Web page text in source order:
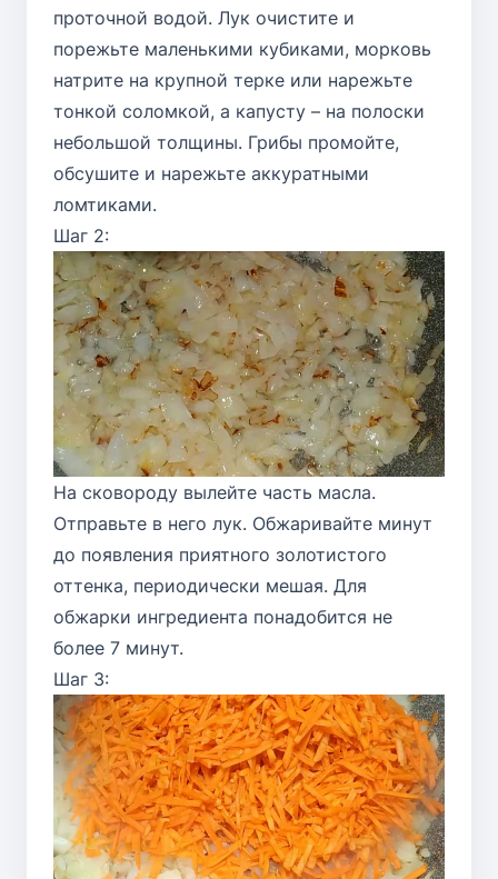
проточной водой. Лук очистите и
порежьте маленькими кубиками, морковь
натрите на крупной терке или нарежьте
тонкой соломкой, а капусту – на полоски
небольшой толщины. Грибы промойте,
обсушите и нарежьте аккуратными
ломтиками.
Шаг 2:
На сковороду вылейте часть масла.
Отправьте в него лук. Обжаривайте минут
до появления приятного золотистого
оттенка, периодически мешая. Для
обжарки ингредиента понадобится не
более 7 минут.
Шаг 3: